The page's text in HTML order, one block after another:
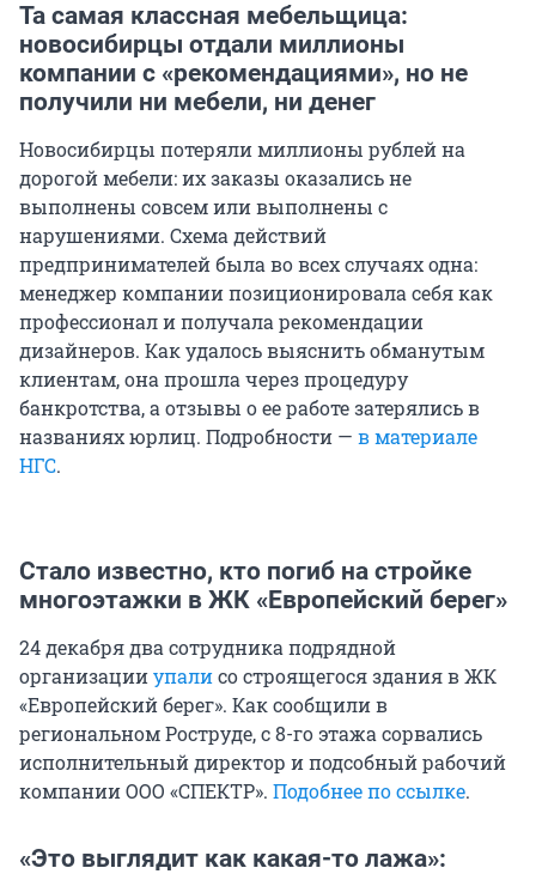
Та самая классная мебельщица:
новосибирцы отдали миллионы
компании с «рекомендациями», но не
получили ни мебели, ни денег
Новосибирцы потеряли миллионы рублей на
дорогой мебели: их заказы оказались не
выполнены совсем или выполнены с
нарушениями. Схема действий
предпринимателей была во всех случаях одна:
менеджер компании позиционировала себя как
профессионал и получала рекомендации
дизайнеров. Как удалось выяснить обманутым
клиентам, она прошла через процедуру
банкротства, а отзывы о ее работе затерялись в
названиях юрлиц. Подробности — в материале
НГС.
Стало известно, кто погиб на стройке
многоэтажки в ЖК «Европейский берег»
24 декабря два сотрудника подрядной
организацииупалисо строящегося здания в ЖК
«Европейский берег». Как сообщили в
региональном Роструде, с 8-го этажа сорвались
исполнительный директор и подсобный рабочий
компании ООО «СПЕКТР». Подобнее по ссылке.
«Это выглядит как какая-то лажа»: